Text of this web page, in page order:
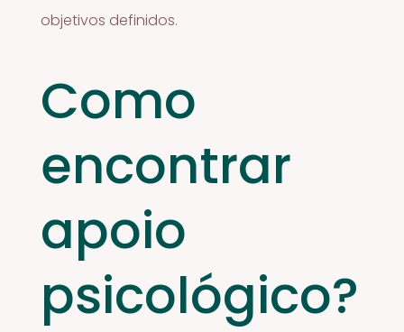
objetivos definidos.
Como
encontrar
apoio
psicológico?